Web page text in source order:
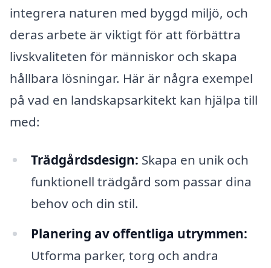
integrera naturen med byggd miljö, och
deras arbete är viktigt för att förbättra
livskvaliteten för människor och skapa
hållbara lösningar. Här är några exempel
på vad en landskapsarkitekt kan hjälpa till
med:
Trädgårdsdesign: Skapa en unik och
funktionell trädgård som passar dina
behov och din stil.
Planering av offentliga utrymmen:
Utforma parker, torg och andra